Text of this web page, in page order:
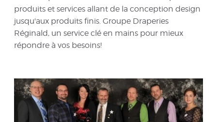
produits et services allant de la conception design
jusqu'aux produits finis. Groupe Draperies
Réginald, un service clé en mains pour mieux
répondre à vos besoins!